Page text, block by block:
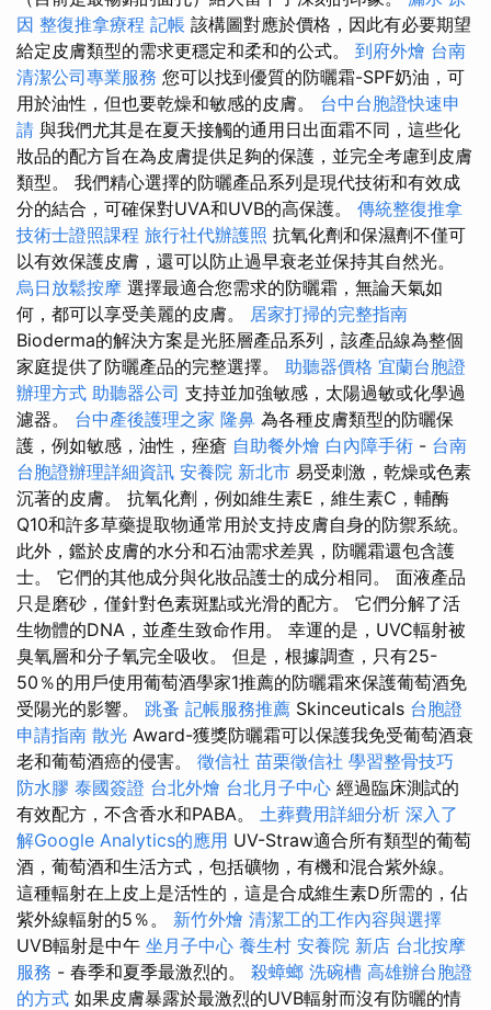
因 整復推拿療程 記帳 該構圖對應於價格，因此有必要期望
給定皮膚類型的需求更穩定和柔和的公式。 到府外燴 台南
清潔公司專業服務 您可以找到優質的防曬霜-SPF奶油，可
用於油性，但也要乾燥和敏感的皮膚。 台中台胞證快速申
請 與我們尤其是在夏天接觸的通用日出面霜不同，這些化
妝品的配方旨在為皮膚提供足夠的保護，並完全考慮到皮膚
類型。 我們精心選擇的防曬產品系列是現代技術和有效成
分的結合，可確保對UVA和UVB的高保護。 傳統整復推拿
技術士證照課程 旅行社代辦護照 抗氧化劑和保濕劑不僅可
以有效保護皮膚，還可以防止過早衰老並保持其自然光。
烏日放鬆按摩 選擇最適合您需求的防曬霜，無論天氣如
何，都可以享受美麗的皮膚。 居家打掃的完整指南
Bioderma的解決方案是光胚層產品系列，該產品線為整個
家庭提供了防曬產品的完整選擇。 助聽器價格 宜蘭台胞證
辦理方式 助聽器公司 支持並加強敏感，太陽過敏或化學過
濾器。 台中產後護理之家 隆鼻 為各種皮膚類型的防曬保
護，例如敏感，油性，痤瘡 自助餐外燴 白內障手術 - 台南
台胞證辦理詳細資訊 安養院 新北市 易受刺激，乾燥或色素
沉著的皮膚。 抗氧化劑，例如維生素E，維生素C，輔酶
Q10和許多草藥提取物通常用於支持皮膚自身的防禦系統。
此外，鑑於皮膚的水分和石油需求差異，防曬霜還包含護
士。 它們的其他成分與化妝品護士的成分相同。 面液產品
只是磨砂，僅針對色素斑點或光滑的配方。 它們分解了活
生物體的DNA，並產生致命作用。 幸運的是，UVC輻射被
臭氧層和分子氧完全吸收。 但是，根據調查，只有25-
50％的用戶使用葡萄酒學家1推薦的防曬霜來保護葡萄酒免
受陽光的影響。 跳蚤 記帳服務推薦 Skinceuticals 台胞證
申請指南 散光 Award-獲獎防曬霜可以保護我免受葡萄酒衰
老和葡萄酒癌的侵害。 徵信社 苗栗徵信社 學習整骨技巧
防水膠 泰國簽證 台北外燴 台北月子中心 經過臨床測試的
有效配方，不含香水和PABA。 土葬費用詳細分析 深入了
解Google Analytics的應用 UV-Straw適合所有類型的葡萄
酒，葡萄酒和生活方式，包括礦物，有機和混合紫外線。
這種輻射在上皮上是活性的，這是合成維生素D所需的，佔
紫外線輻射的5％。 新竹外燴 清潔工的工作內容與選擇
UVB輻射是中午 坐月子中心 養生村 安養院 新店 台北按摩
服務 - 春季和夏季最激烈的。 殺蟑螂 洗碗槽 高雄辦台胞證
的方式 如果皮膚暴露於最激烈的UVB輻射而沒有防曬的情